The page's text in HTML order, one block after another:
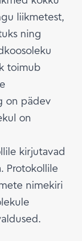
liikmetest,
ning
toimub
on pädev
on
kirjutavad
Protokollile
nimekiri